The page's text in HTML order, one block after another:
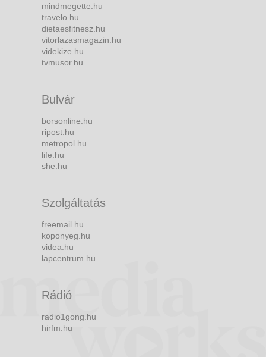
mindmegette.hu
travelo.hu
dietaesfitnesz.hu
vitorlazasmagazin.hu
videkize.hu
tvmusor.hu
Bulvár
borsonline.hu
ripost.hu
metropol.hu
life.hu
she.hu
Szolgáltatás
freemail.hu
koponyeg.hu
videa.hu
lapcentrum.hu
Rádió
radio1gong.hu
hirfm.hu